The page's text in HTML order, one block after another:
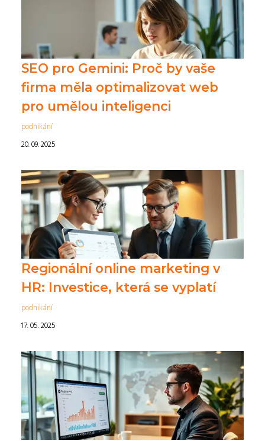
SEO pro Gemini: Proč by vaše
firma měla optimalizovat web
pro umělou inteligenci
podnikání
20. 09. 2025
Regionální online marketing v
HR: Investice, která se vyplatí
podnikání
17. 05. 2025